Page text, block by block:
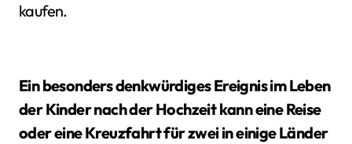
kaufen.
Ein besonders denkwürdiges Ereignis im Leben
der Kinder nach der Hochzeit kann eine Reise
oder eine Kreuzfahrt für zwei in einige Länder